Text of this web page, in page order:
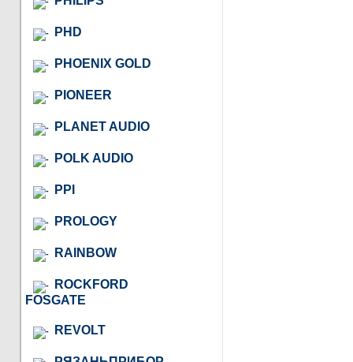
PHD
PHOENIX GOLD
PIONEER
PLANET AUDIO
POLK AUDIO
PPI
PROLOGY
RAINBOW
ROCKFORD
FOSGATE
REVOLT